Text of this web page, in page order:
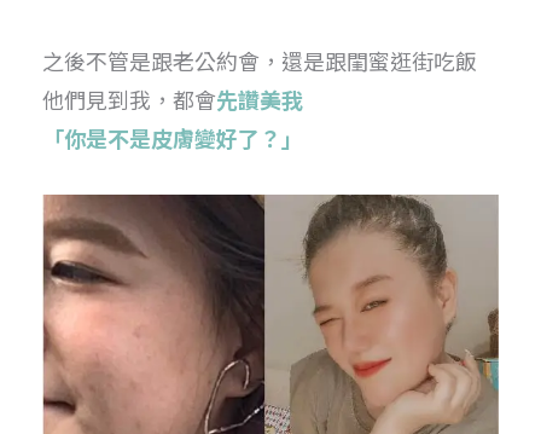
之後不管是跟老公約會，還是跟閨蜜逛街吃飯
他們見到我，都會先讚美我
「你是不是皮膚變好了？」